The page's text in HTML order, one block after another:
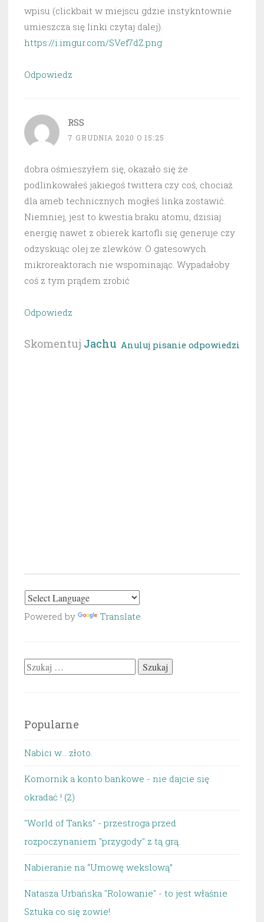
wpisu (clickbait w miejscu gdzie instykntownie
umieszcza się linki czytaj dalej).
https://i.imgur.com/SVef7dZ.png
Odpowiedz
RSS
7 GRUDNIA 2020 O 15:25
dobra ośmieszyłem się, okazało się że
podlinkowałeś jakiegoś twittera czy coś, chociaż
dla ameb technicznych mogłeś linka zostawić.
Niemniej, jest to kwestia braku atomu, dzisiaj
energię nawet z obierek kartofli się generuje czy
odzyskuąc olej ze zlewków. O gatesowych
mikroreaktorach nie wspominając. Wypadałoby
coś z tym prądem zrobić
Odpowiedz
Skomentuj Jachu Anuluj pisanie odpowiedzi
Powered by Translate
Szukaj:
Popularne
Nabici w... złoto.
Komornik a konto bankowe - nie dajcie się
okradać ! (2)
"World of Tanks" - przestroga przed
rozpoczynaniem "przygody" z tą grą.
Nabieranie na “Umowę wekslową”
Natasza Urbańska "Rolowanie" - to jest właśnie
Sztuka co się zowie!